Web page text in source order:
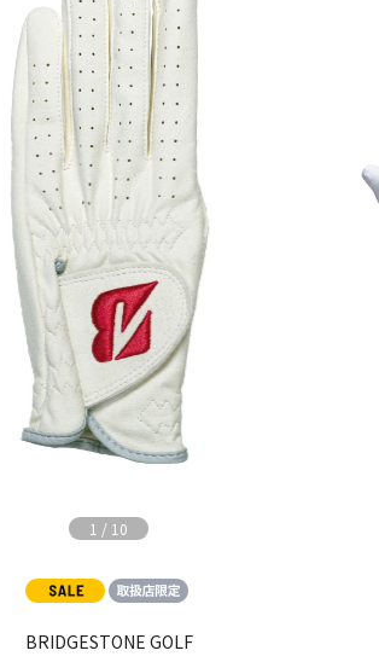
1 / 10
BRIDGESTONE GOLF